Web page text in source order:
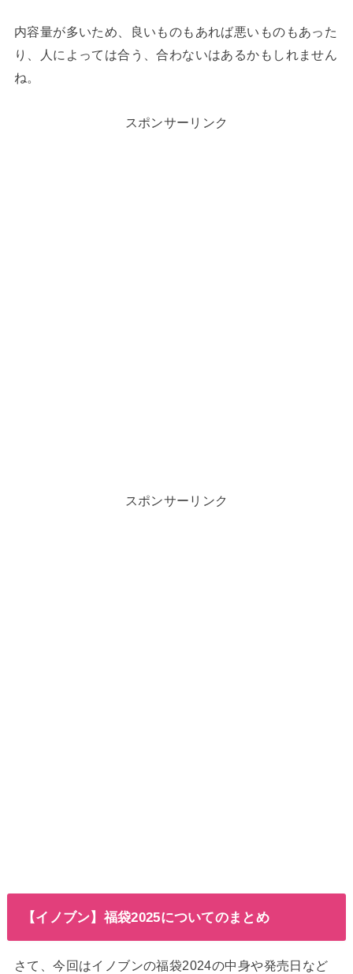
内容量が多いため、良いものもあれば悪いものもあった
り、人によっては合う、合わないはあるかもしれません
ね。
スポンサーリンク
スポンサーリンク
【イノブン】福袋2025についてのまとめ
さて、今回はイノブンの福袋2024の中身や発売日など